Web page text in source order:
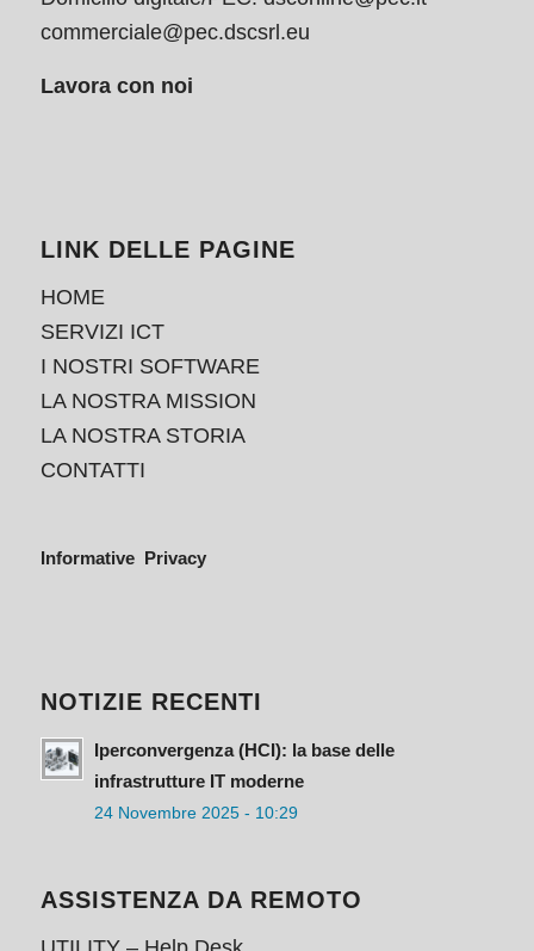
commerciale@pec.dscsrl.eu
Lavora con noi
LINK DELLE PAGINE
HOME
SERVIZI ICT
I NOSTRI SOFTWARE
LA NOSTRA MISSION
LA NOSTRA STORIA
CONTATTI
Informative Privacy
NOTIZIE RECENTI
Iperconvergenza (HCI): la base delle
infrastrutture IT moderne
24 Novembre 2025 - 10:29
ASSISTENZA DA REMOTO